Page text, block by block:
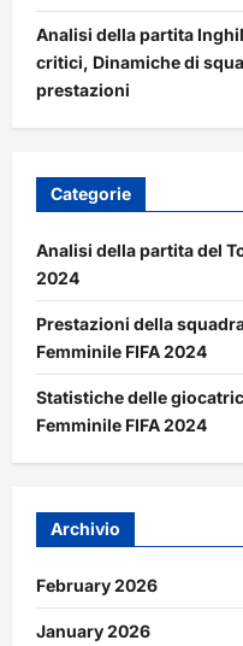
Analisi della partita
critici, Dinamiche di
prestazioni
Categorie
Analisi della partita del
2024
Prestazioni della
Femminile FIFA 2024
Statistiche delle
Femminile FIFA 2024
Archivio
February 2026
January 2026